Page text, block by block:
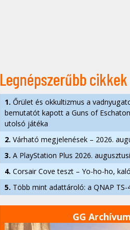
Legnépszerűbb cikkek
1. Őrület és okkultizmus a
bemutatót kapott a Guns of
utolsó játéka
2. Várható megjelenések – 2026.
3. A PlayStation Plus 2026.
4. Corsair Cove teszt – Yo-ho-ho,
5. Több mint adattároló: a QNAP TS-
GG Archívum